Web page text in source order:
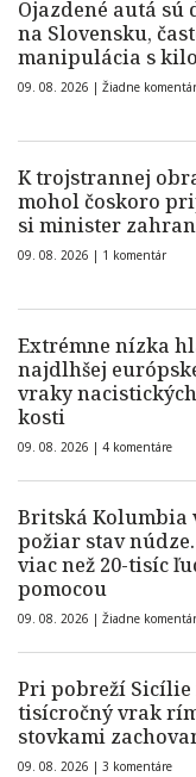
Ojazdené autá sú
na Slovensku,
manipulácia s
09. 08. 2026 | Žiadne
K trojstrannej
mohol čoskoro
si minister
09. 08. 2026 | 1 komentár
Extrémne nízka
najdlhšej
vraky
kosti
09. 08. 2026 | 4 komentáre
Britská Kolumbia
požiar stav
viac než 20-tisíc
pomocou
09. 08. 2026 | Žiadne
Pri pobreží Sicílie
tisícročný vrak
stovkami
09. 08. 2026 | 3 komentáre